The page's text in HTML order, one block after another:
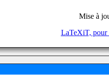
Mise à
LaTeXiT, pour